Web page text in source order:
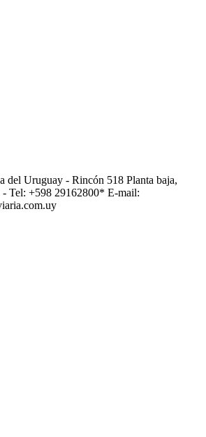
del Uruguay - Rincón 518 Planta baja,
Tel: +598 29162800* E-mail: